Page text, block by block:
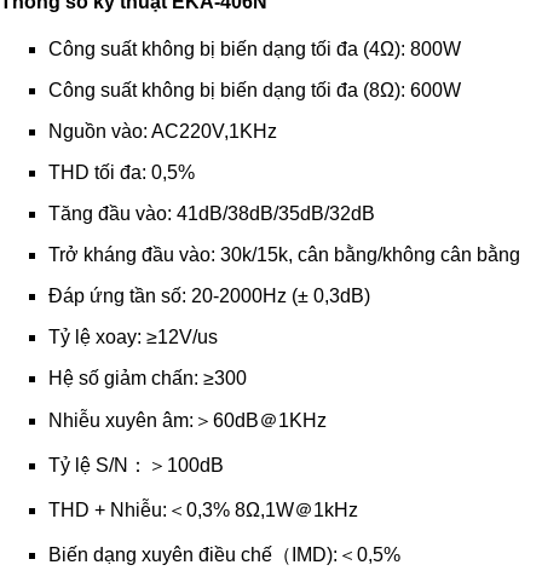
Công suất không bị biến dạng tối đa (4Ω): 800W
Công suất không bị biến dạng tối đa (8Ω): 600W
Nguồn vào: AC220V,1KHz
THD tối đa: 0,5%
Tăng đầu vào: 41dB/38dB/35dB/32dB
Trở kháng đầu vào: 30k/15k, cân bằng/không cân bằng
Đáp ứng tần số: 20-2000Hz (± 0,3dB)
Tỷ lệ xoay: ≥12V/us
Hệ số giảm chấn: ≥300
Nhiễu xuyên âm:＞60dB＠1KHz
Tỷ lệ S/N：＞100dB
THD + Nhiễu:＜0,3% 8Ω,1W＠1kHz
Biến dạng xuyên điều chế（IMD):＜0,5%